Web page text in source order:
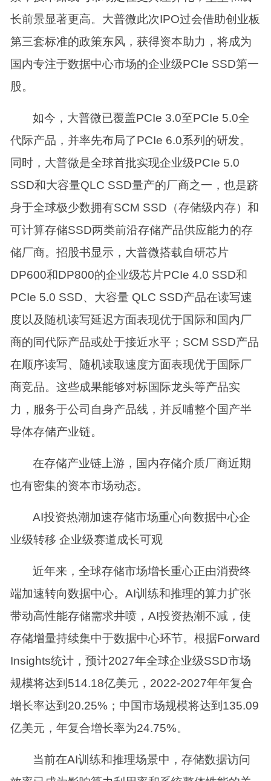
长前景显著更高。大普微此次IPO过会借助创业板
第三套标准的政策东风，获得资本助力，将成为
国内专注于数据中心市场的企业级PCIe SSD第一
股。
如今，大普微已覆盖PCIe 3.0至PCIe 5.0全
代际产品，并率先布局了PCIe 6.0系列的研发。
同时，大普微是全球首批实现企业级PCIe 5.0
SSD和大容量QLC SSD量产的厂商之一，也是跻
身于全球极少数拥有SCM SSD（存储级内存）和
可计算存储SSD两类前沿存储产品供应能力的存
储厂商。招股书显示，大普微搭载自研芯片
DP600和DP800的企业级芯片PCIe 4.0 SSD和
PCIe 5.0 SSD、大容量 QLC SSD产品在读写速
度以及随机读写延迟方面表现优于国际和国内厂
商的同代际产品或处于接近水平；SCM SSD产品
在顺序读写、随机读取速度方面表现优于国际厂
商竞品。这些成果能够对标国际龙头等产品实
力，服务于公司自身产品线，并反哺整个国产半
导体存储产业链。
在存储产业链上游，国内存储介质厂商近期
也有密集的资本市场动态。
AI投资热潮加速存储市场重心向数据中心企
业级转移 企业级赛道成长可观
近年来，全球存储市场增长重心正由消费终
端加速转向数据中心。AI训练和推理的算力扩张
带动高性能存储需求井喷，AI投资热潮不减，使
存储增量持续集中于数据中心环节。根据Forward
Insights统计，预计2027年全球企业级SSD市场
规模将达到514.18亿美元，2022-2027年年复合
增长率达到20.25%；中国市场规模将达到135.09
亿美元，年复合增长率为24.75%。
当前在AI训练和推理场景中，存储数据访问